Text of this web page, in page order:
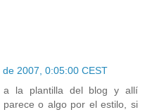
2007, 0:05:00 CEST
a la plantilla del blog y allí
o algo por el estilo, si